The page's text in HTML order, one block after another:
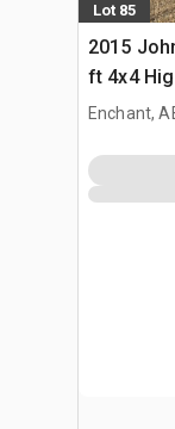
Lot 85
2015
ft 4x4
Enchant,